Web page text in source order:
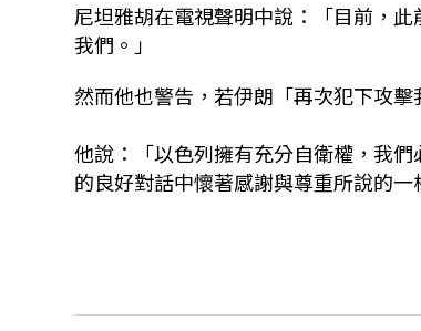
尼坦雅胡在電視聲明中說：「目前，
我們。」
然而他也警告，若伊朗「再次犯下攻
他說：「以色列擁有充分自衛權，我
的良好對話中懷著感謝與尊重所說的